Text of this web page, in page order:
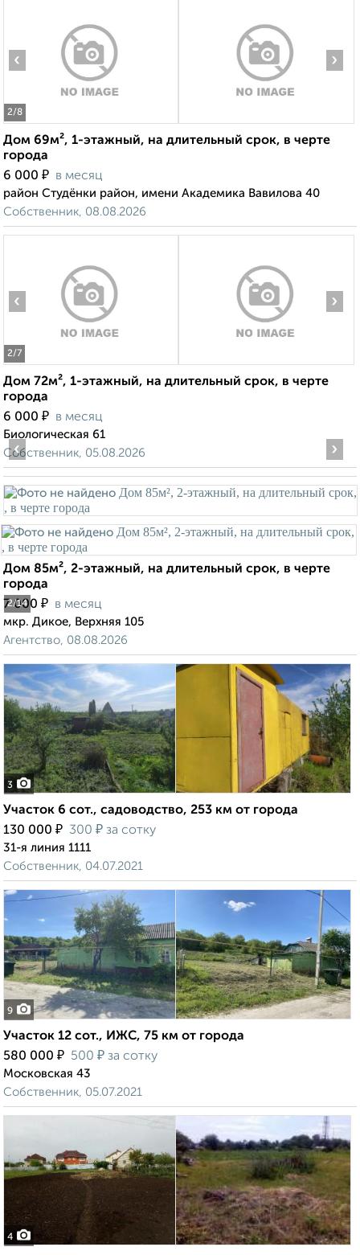
2/8
‹ ›
Дом 69м², 1-этажный, на длительный срок, в черте
города
6 000 ₽ в месяц
район Студёнки район, имени Академика Вавилова 40
Собственник, 08.08.2026
2/7
‹ ›
Дом 72м², 1-этажный, на длительный срок, в черте
города
6 000 ₽ в месяц
Биологическая 61
Собственник, 05.08.2026
2/14
‹ ›
Дом 85м², 2-этажный, на длительный срок, в черте
города
7 000 ₽ в месяц
мкр. Дикое, Верхняя 105
Агентство, 08.08.2026
3
Участок 6 сот., садоводство, 253 км от города
130 000 ₽ 300 ₽ за сотку
31-я линия 1111
Собственник, 04.07.2021
9
Участок 12 сот., ИЖС, 75 км от города
580 000 ₽ 500 ₽ за сотку
Московская 43
Собственник, 05.07.2021
4